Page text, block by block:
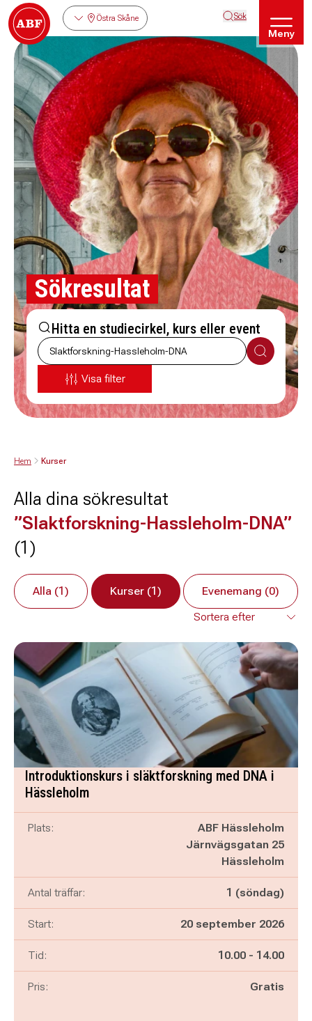
Östra Skåne Sök
Meny
Sökresultat
Hitta en studiecirkel, kurs eller event
Sök
Visa filter
Hem Kurser
Alla dina sökresultat
”Slaktforskning-Hassleholm-DNA”
(1)
Alla (1) Kurser (1) Evenemang (0)
Introduktionskurs i släktforskning med DNA i
Hässleholm
Plats:
ABF Hässleholm
Järnvägsgatan 25
Hässleholm
Antal träffar: 1 (söndag)
Start: 20 september 2026
Tid: Pågår mellan
10.00 - och
14.00
Pris: Gratis